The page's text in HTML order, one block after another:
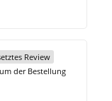
Review
der Bestellung